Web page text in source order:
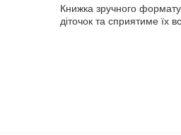
Книжка зручного
діточок та сприятиме їх